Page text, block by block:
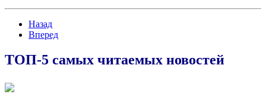
Назад
Вперед
ТОП-5 самых читаемых новостей